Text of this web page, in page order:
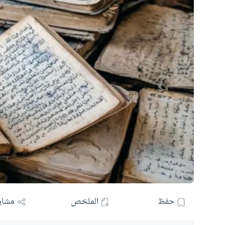
حفظ الملخص